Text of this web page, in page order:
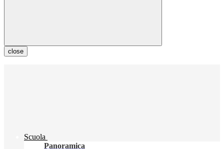
close
Scuola
Panoramica